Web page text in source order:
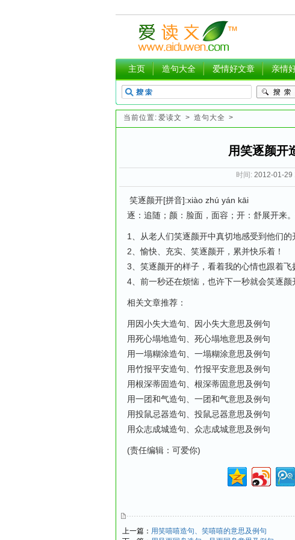
主页 造句大全 爱情好文章 亲情
当前位置: 爱读文 > 造句大全 >
用笑逐颜开
时间: 2012-01-29
笑逐颜开[拼音]:xiào zhú yán kāi
逐：追随；颜：脸面，面容；开：舒展开来
1、从老人们笑逐颜开中真切地感受到他们的
2、愉快、充实、笑逐颜开，累并快乐着！
3、笑逐颜开的样子，看着我的心情也跟着飞
4、前一秒还在烦恼，也许下一秒就会笑逐颜
相关文章推荐：
用因小失大造句、因小失大意思及例句
用死心塌地造句、死心塌地意思及例句
用一塌糊涂造句、一塌糊涂意思及例句
用竹报平安造句、竹报平安意思及例句
用根深蒂固造句、根深蒂固意思及例句
用一团和气造句、一团和气意思及例句
用投鼠忌器造句、投鼠忌器意思及例句
用众志成城造句、众志成城意思及例句
(责任编辑：可爱你)
上一篇： 用笑嘻嘻造句、笑嘻嘻的意思及例句